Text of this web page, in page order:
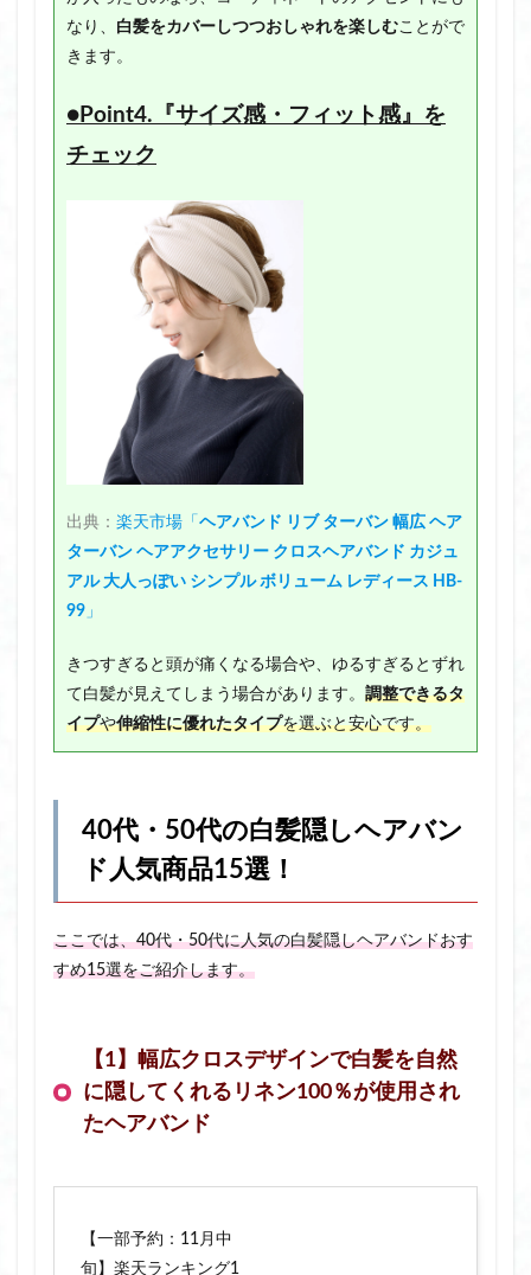
なり、 白髪をカバーしつつおしゃれを楽しむことがで
きます。
●Point4.『サイズ感・フィット感』を
チェック
出典： 楽天市場「 ヘアバンド リブ ターバン 幅広 ヘア
ターバン ヘアアクセサリー クロスヘアバンド カジュ
アル 大人っぽい シンプル ボリューム レディース HB-
99 」
きつすぎると頭が痛くなる場合や、ゆるすぎるとずれ
て白髪が見えてしまう場合があります。 調整できるタ
イプや伸縮性に優れたタイプを選ぶと安心です。
40代・50代の白髪隠しヘアバン
ド人気商品15選！
ここでは、40代・50代に人気の白髪隠しヘアバンドおす
すめ15選をご紹介します。
【1】幅広クロスデザインで白髪を自然
に隠してくれるリネン100％が使用され
たヘアバンド
【一部予約：11月中
旬】楽天ランキング1